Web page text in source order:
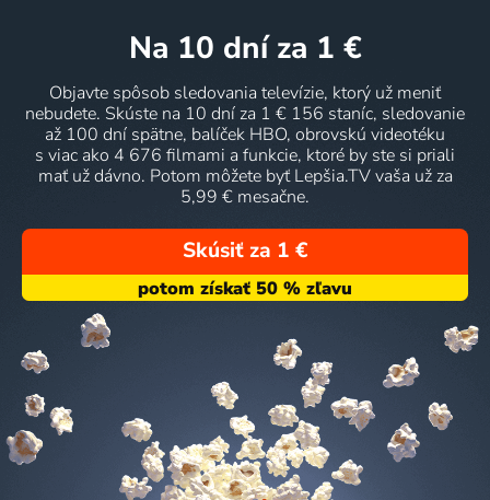
na 10 dní za 1 €
Objavte spôsob sledovania televízie, ktorý už meniť
nebudete. Skúste na 10 dní za 1 € 156 staníc, sledovanie
až 100 dní spätne, balíček HBO, obrovskú videotéku
s viac ako 4 676 filmami a funkcie, ktoré by ste si priali
mať už dávno. Potom môžete byť Lepšia.TV vaša už za
5,99 € mesačne.
Skúsiť za 1 €